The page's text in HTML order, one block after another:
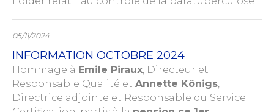
05/11/2024
INFORMATION OCTOBRE 2024
Hommage à Emile Piraux, Directeur et
Responsable Qualité et Annette Königs,
Directrice adjointe et Responsable du Service